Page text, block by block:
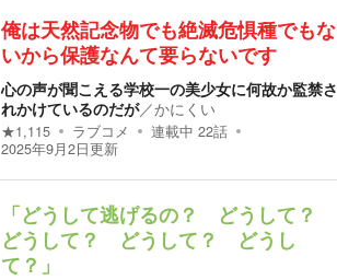
俺は天然記念物でも絶滅危惧種でもな
いから保護なんて要らないです
心の声が聞こえる学校一の美少女に何故か監禁さ
れかけているのだが／かにくい
★1,115 ラブコメ 連載中 22話
2025年9月2日更新
「どうして逃げるの？ どうして？
どうして？ どうして？ どうし
て？」